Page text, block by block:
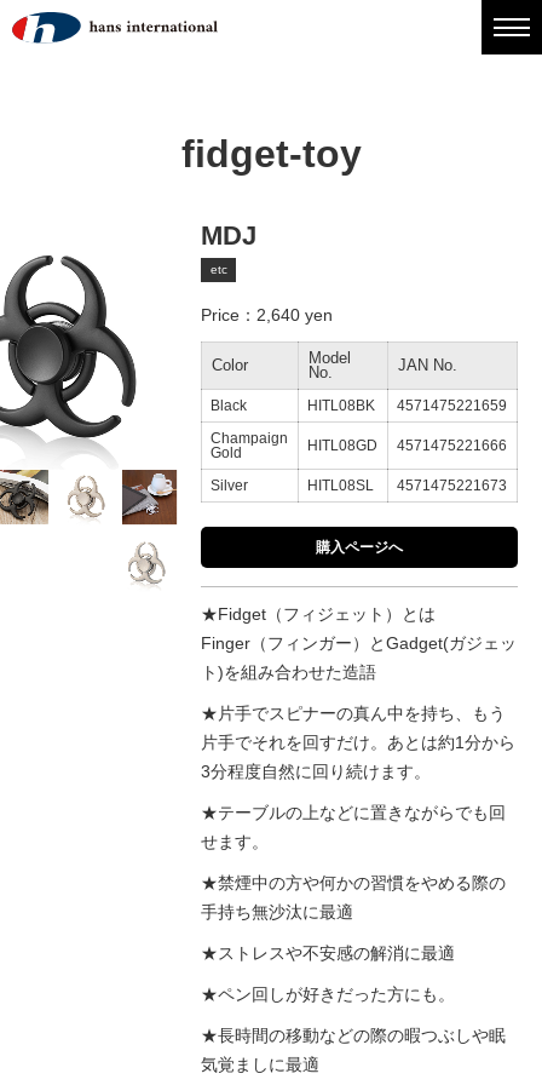
fidget-toy
MDJ
etc
Price：2,640 yen
Color
Model
No.
JAN No.
Black HITL08BK
4571475221659
Champaign
Gold
HITL08GD 4571475221666
Silver HITL08SL 4571475221673
購入ページへ
★Fidget（フィジェット）とは
Finger（フィンガー）とGadget(ガジェッ
ト)を組み合わせた造語
★片手でスピナーの真ん中を持ち、もう
片手でそれを回すだけ。あとは約1分から
3分程度自然に回り続けます。
★テーブルの上などに置きながらでも回
せます。
★禁煙中の方や何かの習慣をやめる際の
手持ち無沙汰に最適
★ストレスや不安感の解消に最適
★ペン回しが好きだった方にも。
★長時間の移動などの際の暇つぶしや眠
気覚ましに最適